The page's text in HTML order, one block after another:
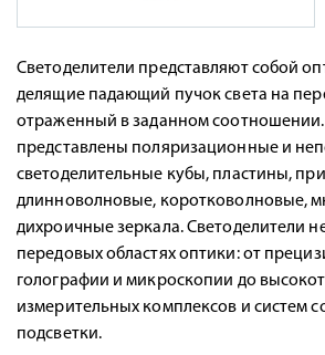
Светоделители представляют собой
делящие падающий пучок света на
отраженный в заданном соотношении.
представлены поляризационные и
светоделительные кубы, пластины,
длинноволновые, коротковолновые,
дихроичные зеркала. Светоделители
передовых областях оптики: от
голографии и микроскопии до
измерительных комплексов и систем
подсветки.